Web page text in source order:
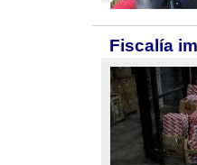
Fiscalía